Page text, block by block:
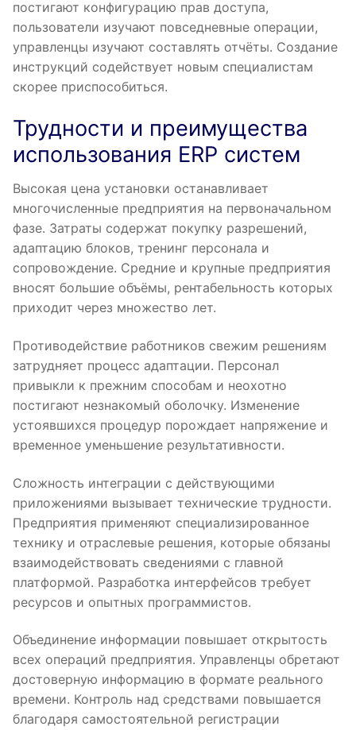
постигают конфигурацию прав доступа,
пользователи изучают повседневные операции,
управленцы изучают составлять отчёты. Создание
инструкций содействует новым специалистам
скорее приспособиться.
Трудности и преимущества
использования ERP систем
Высокая цена установки останавливает
многочисленные предприятия на первоначальном
фазе. Затраты содержат покупку разрешений,
адаптацию блоков, тренинг персонала и
сопровождение. Средние и крупные предприятия
вносят большие объёмы, рентабельность которых
приходит через множество лет.
Противодействие работников свежим решениям
затрудняет процесс адаптации. Персонал
привыкли к прежним способам и неохотно
постигают незнакомый оболочку. Изменение
устоявшихся процедур порождает напряжение и
временное уменьшение результативности.
Сложность интеграции с действующими
приложениями вызывает технические трудности.
Предприятия применяют специализированное
технику и отраслевые решения, которые обязаны
взаимодействовать сведениями с главной
платформой. Разработка интерфейсов требует
ресурсов и опытных программистов.
Объединение информации повышает открытость
всех операций предприятия. Управленцы обретают
достоверную информацию в формате реального
времени. Контроль над средствами повышается
благодаря самостоятельной регистрации